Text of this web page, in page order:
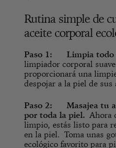
Rutina simple de
aceite corporal
Paso 1: Limpia todo
limpiador corporal
proporcionará una
despojar a la piel de sus
Paso 2: Masajea tu
por toda la piel. Ahora
limpio, estás listo para
en la piel. Toma unas
ecológico favorito para